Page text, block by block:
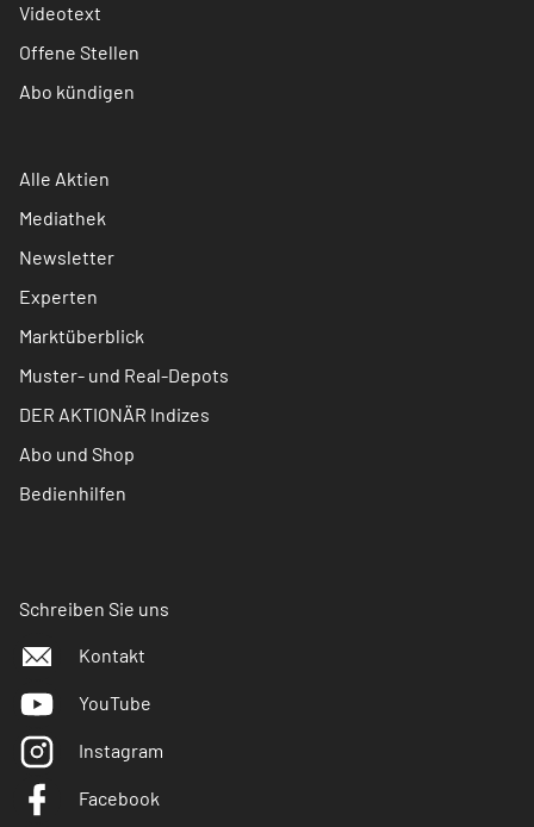
Videotext
Offene Stellen
Abo kündigen
Alle Aktien
Mediathek
Newsletter
Experten
Marktüberblick
Muster- und Real-Depots
DER AKTIONÄR Indizes
Abo und Shop
Bedienhilfen
Schreiben Sie uns
Kontakt
YouTube
Instagram
Facebook